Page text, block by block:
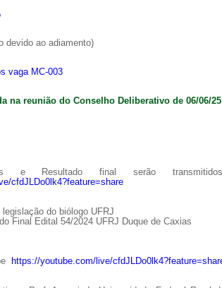
devido ao adiamento)
vaga MC-003
na reunião do Conselho Deliberativo de 06/06/25
e Resultado final serão
cfdJLDo0lk4?feature=share
do biólogo UFRJ
Final Edital 54/2024 UFRJ Duque de Caxias
https://youtube.com/live/